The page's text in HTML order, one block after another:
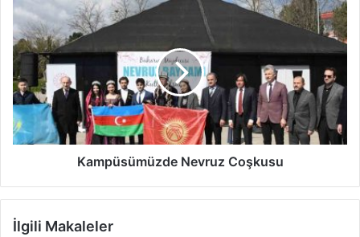
Kampüsümüzde
Nevruz
Coşkusu
Kampüsümüzde Nevruz Coşkusu
İlgili Makaleler